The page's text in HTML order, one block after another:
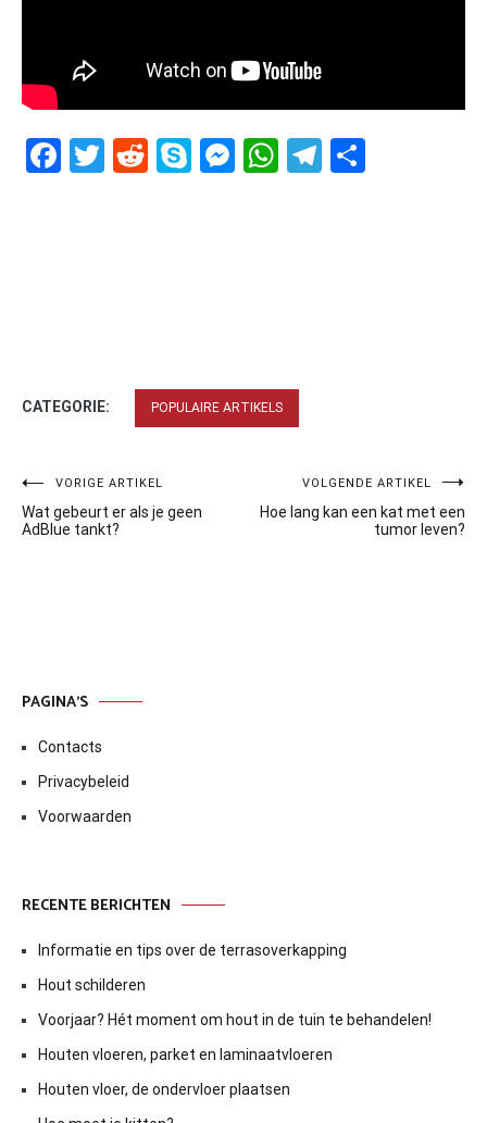
Facebook
Twitter
RedditSkypeMessenger
WhatsApp
Telegram
CATEGORIE: POPULAIRE ARTIKELS
Bericht
navigatie
VORIGE ARTIKEL
Wat gebeurt er als je geen
AdBlue tankt?
VOLGENDE ARTIKEL
Hoe lang kan een kat met een
tumor leven?
PAGINA’S
Contacts
Privacybeleid
Voorwaarden
RECENTE BERICHTEN
Informatie en tips over de terrasoverkapping
Hout schilderen
Voorjaar? Hét moment om hout in de tuin te behandelen!
Houten vloeren, parket en laminaatvloeren
Houten vloer, de ondervloer plaatsen